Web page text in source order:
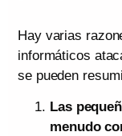
Hay varias
informáticos
se pueden
Las
menudo